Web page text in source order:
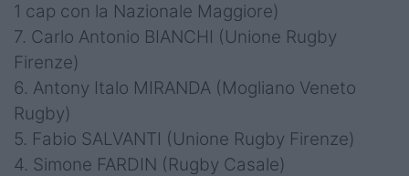
1 cap con la Nazionale Maggiore)
7. Carlo Antonio BIANCHI (Unione Rugby
Firenze)
6. Antony Italo MIRANDA (Mogliano Veneto
Rugby)
5. Fabio SALVANTI (Unione Rugby Firenze)
4. Simone FARDIN (Rugby Casale)